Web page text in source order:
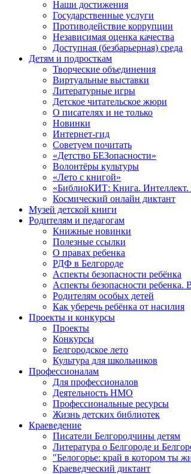
Наши достижения
Государственные услуги
Противодействие коррупции
Независимая оценка качества
Доступная (безбарьерная) среда
Детям и подросткам
Творческие объединения
Виртуальные выставки
Литературные игры
Детское читательское жюри
О писателях и не только
Новинки
Интернет-гид
Советуем почитать
«Детство БЕЗопасности»
Волонтёры культуры
«Лето с книгой»
«БиблиоКИТ: Книга. Интеллект.
Космический онлайн диктант
Музей детской книги
Родителям и педагогам
Книжные новинки
Полезные ссылки
О правах ребенка
РДФ в Белгороде
Аспекты безопасности ребёнка
Аспекты безопасности ребенка.
Родителям особых детей
Как уберечь ребёнка от насилия
Проекты и конкурсы
Проекты
Конкурсы
Белгородское лето
Культура для школьников
Профессионалам
Для профессионалов
Деятельность НМО
Профессиональные ресурсы
Жизнь детских библиотек
Краеведение
Писатели Белгородчины детям
Литература о Белгороде и
"Белогорье: край в котором ты
Краеведческий диктант